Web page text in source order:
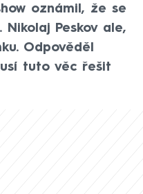
oznámil, že se
Nikolaj Peskov ale,
Odpověděl
tuto věc řešit